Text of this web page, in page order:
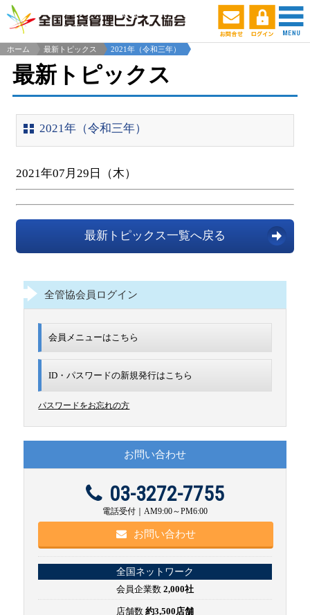
ホーム 最新トピックス 2021年（令和三年）
最新トピックス
2021年（令和三年）
2021年07月29日（木）
最新トピックス一覧へ戻る
全管協会員ログイン
会員メニューはこちら
ID・パスワードの新規発行はこちら
パスワードをお忘れの方
お問い合わせ
03-3272-7755
電話受付｜AM9:00～PM6:00
お問い合わせ
全国ネットワーク
会員企業数 2,000社
店舗数 約3,500店舗